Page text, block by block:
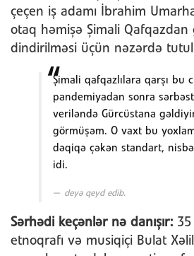
çeçen iş adamı İbrahim
otaq həmişə Şimali Qafqazdan
dindirilməsi üçün nəzərdə
Şimali qafqazlılara qarşı bu
pandemiyadan sonra
veriləndə Gürcüstana
görmüşəm. O vaxt bu
dəqiqə çəkən standart,
idi.
deyə qeyd edib.
Sərhədi keçənlər nə danışır: 35
etnoqrafı və musiqiçi Bulat